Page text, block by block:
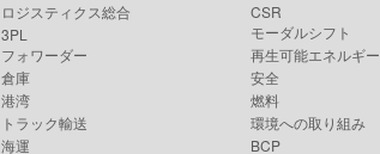
ロジスティクス総合
3PL
フォワーダー
倉庫
港湾
トラック輸送
海運
CSR
モーダルシフト
再生可能エネルギー
安全
燃料
環境への取り組み
BCP